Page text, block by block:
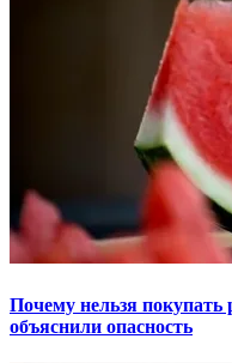
Почему нельзя покупать
объяснили опасность